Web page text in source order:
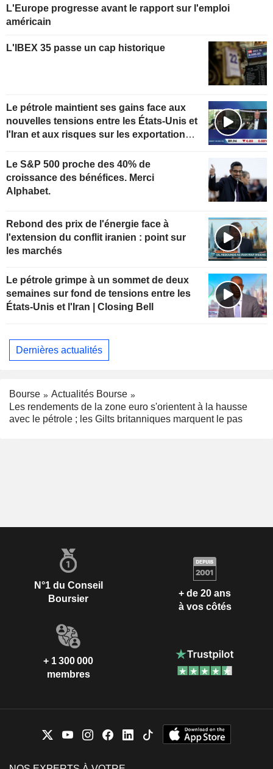
L'Europe progresse avant le rapport sur l'emploi
américain
L'IBEX 35 passe un cap historique
Le pétrole maintient ses gains face aux
nouvelles tensions entre les États-Unis et
l'Iran et aux risques sur les exportations
Le S&P 500 proche des 40% de
croissance des bénéfices. Merci
Alphabet.
Rebond des prix de l'énergie face à
l'extension du conflit iranien : point sur
les marchés
Le pétrole grimpe à un sommet de deux
semaines sur fond de tensions entre les
États-Unis et l'Iran | Closing Bell
Dernières actualités
Bourse
Actualités Bourse
Les rendements de la zone euro s'orientent à la hausse
avec le pétrole ; les Gilts britanniques marquent le pas
N°1 du Conseil
Boursier
+ de 20 ans
à vos côtés
+ 1 300 000
membres